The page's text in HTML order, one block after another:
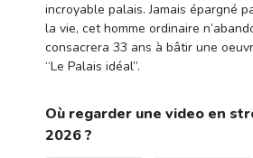
incroyable palais. Jamais épargné
la vie, cet homme ordinaire
consacrera 33 ans à bâtir une
“Le Palais idéal”.
Où regarder une video en
2026 ?